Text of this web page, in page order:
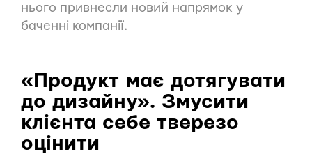
нього привнесли новий напрямок у
баченні компанії.
«Продукт має дотягувати
до дизайну». Змусити
клієнта себе тверезо
оцінити